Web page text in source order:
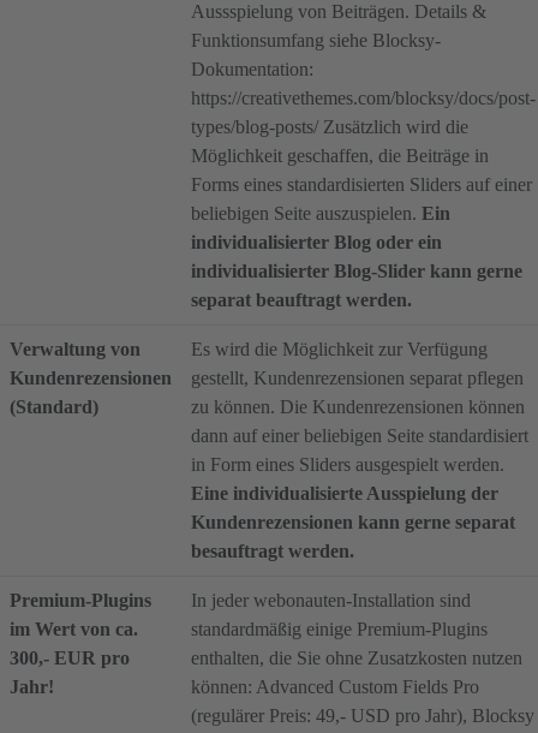
Aussspielung von Beiträgen. Details &
Funktionsumfang siehe Blocksy-
Dokumentation:
https://creativethemes.com/blocksy/docs/post-
types/blog-posts/ Zusätzlich wird die
Möglichkeit geschaffen, die Beiträge in
Forms eines standardisierten Sliders auf einer
beliebigen Seite auszuspielen. Ein
individualisierter Blog oder ein
individualisierter Blog-Slider kann gerne
separat beauftragt werden.
Verwaltung von
Kundenrezensionen
(Standard)
Es wird die Möglichkeit zur Verfügung
gestellt, Kundenrezensionen separat pflegen
zu können. Die Kundenrezensionen können
dann auf einer beliebigen Seite standardisiert
in Form eines Sliders ausgespielt werden.
Eine individualisierte Ausspielung der
Kundenrezensionen kann gerne separat
besauftragt werden.
Premium-Plugins
im Wert von ca.
300,- EUR pro
Jahr!
In jeder webonauten-Installation sind
standardmäßig einige Premium-Plugins
enthalten, die Sie ohne Zusatzkosten nutzen
können: Advanced Custom Fields Pro
(regulärer Preis: 49,- USD pro Jahr), Blocksy